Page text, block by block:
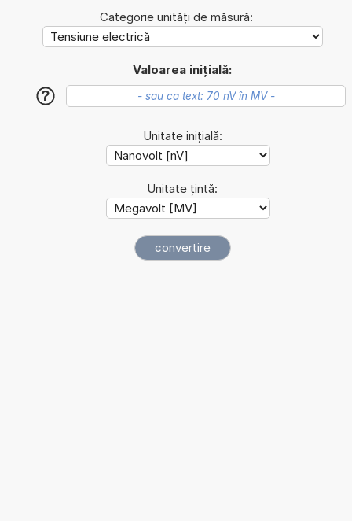
Categorie unități de măsură:
Valoarea inițială:
?
Unitate inițială:
Unitate țintă: